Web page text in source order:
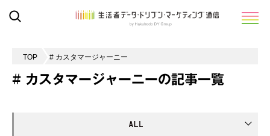
TOP # カスタマージャーニー
# カスタマージャーニーの記事一覧